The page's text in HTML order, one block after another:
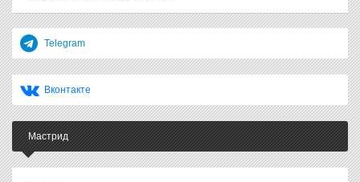
Telegram
Вконтакте
Мастрид